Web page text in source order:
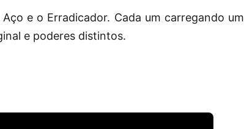
e o Erradicador. Cada um carregando um
e poderes distintos.